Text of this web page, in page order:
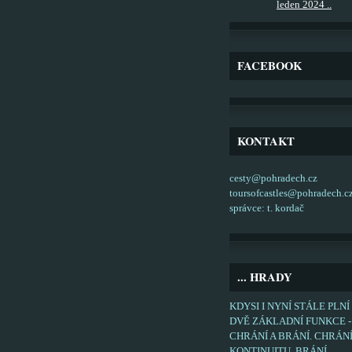
leden 2024 ..
FACEBOOK
KONTAKT
cesty@pohradech.cz
správce: t. kordač
... HRADY
KDYSI I NYNÍ STÁLE PLNÍ
DVĚ ZÁKLADNÍ FUNKCE -
CHRÁNÍ A BRÁNÍ. CHRÁNÍ